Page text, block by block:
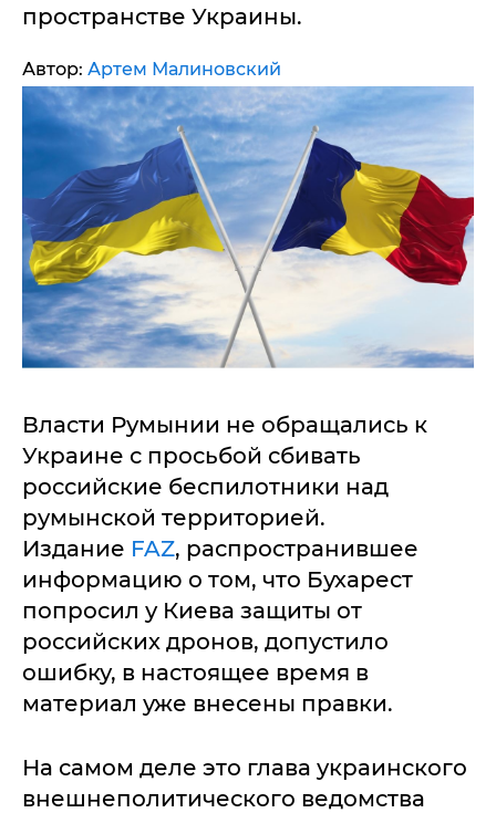
пространстве Украины.
Автор: Артем Малиновский
Власти Румынии не обращались к
Украине с просьбой сбивать
российские беспилотники над
румынской территорией.
Издание FAZ, распространившее
информацию о том, что Бухарест
попросил у Киева защиты от
российских дронов, допустило
ошибку, в настоящее время в
материал уже внесены правки.
На самом деле это глава украинского
внешнеполитического ведомства